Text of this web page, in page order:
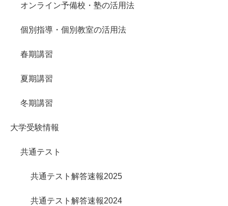
オンライン予備校・塾の活用法
個別指導・個別教室の活用法
春期講習
夏期講習
冬期講習
大学受験情報
共通テスト
共通テスト解答速報2025
共通テスト解答速報2024